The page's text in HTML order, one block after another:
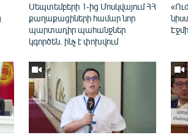
Սեպտեմբերի 1-ից Մոսկվայում ՀՀ
քաղաքացիների համար նոր
պարտադիր պահանջներ
կգործեն. ինչ է փոխվում